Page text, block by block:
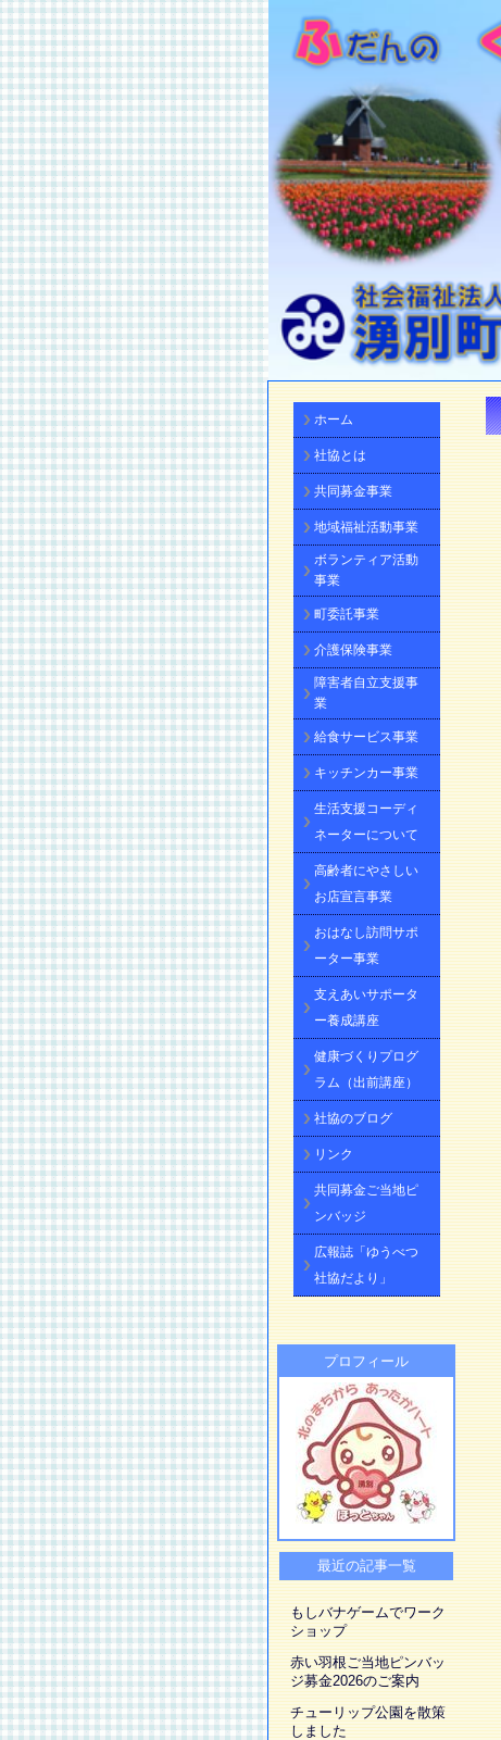
ホーム
社協とは
共同募金事業
地域福祉活動事業
ボランティア活動
事業
町委託事業
介護保険事業
障害者自立支援事
業
給食サービス事業
キッチンカー事業
生活支援コーディ
ネーターについて
高齢者にやさしい
お店宣言事業
おはなし訪問サポ
ーター事業
支えあいサポータ
ー養成講座
健康づくりプログ
ラム（出前講座）
社協のブログ
リンク
共同募金ご当地ピ
ンバッジ
広報誌「ゆうべつ
社協だより」
プロフィール
最近の記事一覧
もしバナゲームでワーク
ショップ
赤い羽根ご当地ピンバッ
ジ募金2026のご案内
チューリップ公園を散策
しました